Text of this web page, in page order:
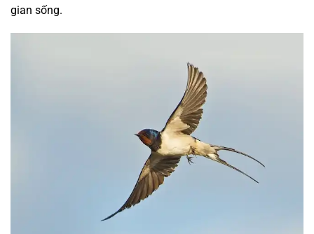
gian sống.